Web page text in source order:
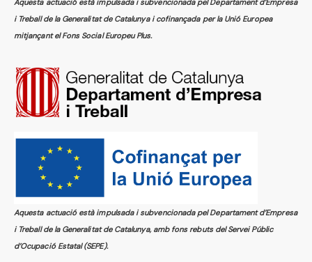
i Treball de la Generalitat de Catalunya i cofinançada per la Unió Europea
mitjançant el Fons Social Europeu Plus.
Aquesta actuació està impulsada i subvencionada pel Departament d’Empresa
i Treball de la Generalitat de Catalunya, amb fons rebuts del Servei Públic
d’Ocupació Estatal (SEPE).